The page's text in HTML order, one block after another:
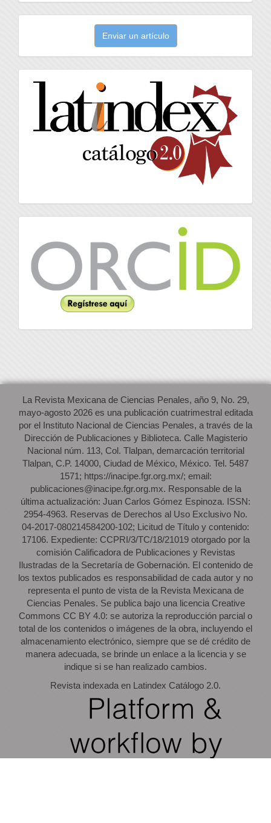
artículo
Enviar un artículo
latindex
La Revista Mexicana de Ciencias Penales, año 9, No. 29,
mayo-agosto 2026 es una publicación cuatrimestral editada
por el Instituto Nacional de Ciencias Penales, a través de la
Dirección de Publicaciones y Biblioteca. Calle Magisterio
Nacional núm. 113, Col. Tlalpan, demarcación territorial
Tlalpan, C.P. 14000, Ciudad de México, México. Tel. 5487
1571; https://inacipe.fgr.org.mx/; email:
publicaciones@inacipe.fgr.org.mx. Responsable de la
última actualización: Juan Carlos Gómez Espinoza. ISSN:
2954-4963. Reservas de Derechos al Uso Exclusivo No.
04-2017-080214584200-102; Licitud de Título y contenido:
17106. Expediente: CCPRI/3/TC/18/21019 otorgado por la
comisión Calificadora de Publicaciones y Revistas
Ilustradas de la Secretaría de Gobernación. El contenido de
los textos publicados es responsabilidad de cada autor y no
representa el punto de vista de la Revista Mexicana de
Ciencias Penales. Se publica bajo una licencia Creative
Commons CC BY 4.0: se autoriza la reproducción parcial o
total de los contenidos o imágenes de la obra, incluyendo el
almacenamiento electrónico, siempre que se dé crédito de
manera adecuada, se brinde un enlace a la licencia y se
indique si se han realizado cambios.
Revista indexada en Latindex Catálogo 2.0.